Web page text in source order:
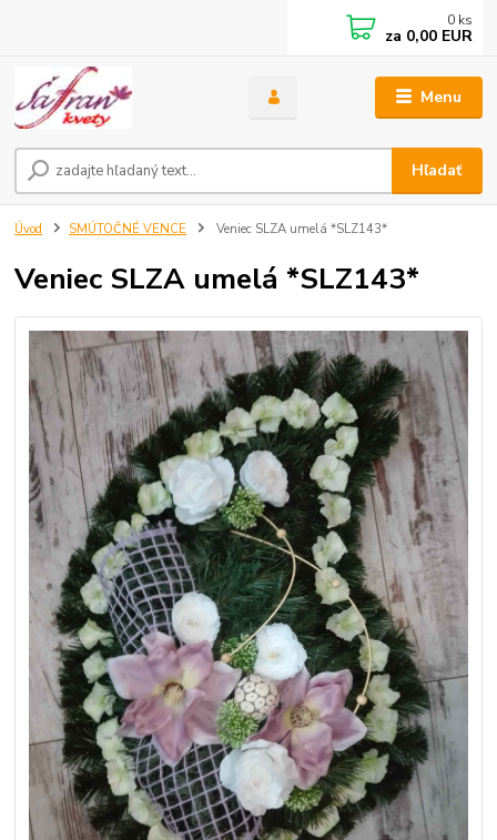
Menu
Hľadať
0 ks
za 0,00 EUR
Úvod SMÚTOČNÉ VENCE Veniec SLZA umelá *SLZ143*
Veniec SLZA umelá *SLZ143*